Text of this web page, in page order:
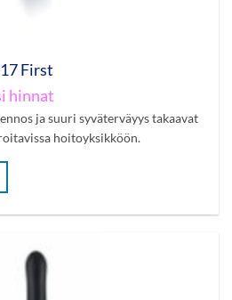
First
hinnat
ja suuri syväterväyys takaavat
hoitoyksikköön.